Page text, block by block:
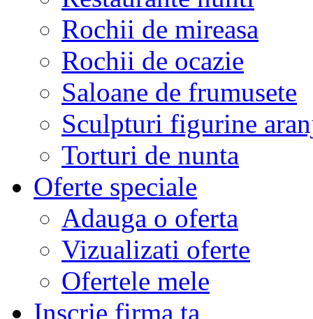
Rochii de mireasa
Rochii de ocazie
Saloane de frumusete
Sculpturi figurine
Torturi de nunta
Oferte speciale
Adauga o oferta
Vizualizati oferte
Ofertele mele
Inscrie firma ta